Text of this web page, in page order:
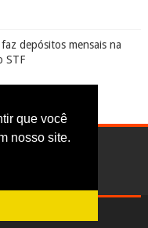
que você
nosso site.
depósitos mensais na
STF